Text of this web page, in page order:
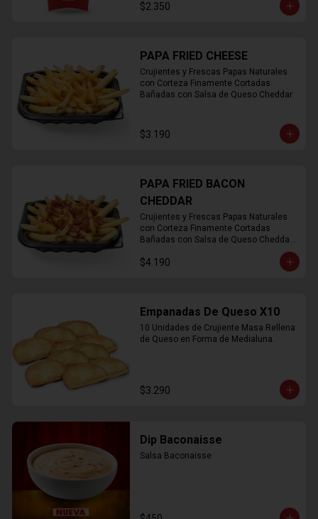
$2.350
PAPA FRIED CHEESE
Crujientes y Frescas Papas Naturales
con Corteza Finamente Cortadas
Bañadas con Salsa de Queso Cheddar
$3.190
PAPA FRIED BACON
CHEDDAR
Crujientes y Frescas Papas Naturales
con Corteza Finamente Cortadas
Bañadas con Salsa de Queso Cheddar
$4.190
Empanadas De Queso X10
10 Unidades de Crujiente Masa Rellena
de Queso en Forma de Medialuna.
$3.290
Dip Baconaisse
Salsa Baconaisse